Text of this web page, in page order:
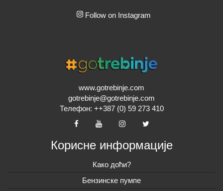
Follow on Instagram
www.gotrebinje.com
gotrebinje@gotrebinje.com
Телефон: ++387 (0) 59 273 410
Корисне информације
Како доћи?
Бензинске пумпе